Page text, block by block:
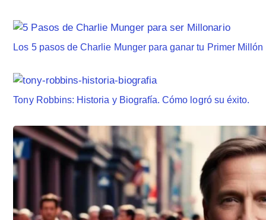
Los 5 pasos de Charlie Munger para ganar tu Primer Millón
Tony Robbins: Historia y Biografía. Cómo logró su éxito.